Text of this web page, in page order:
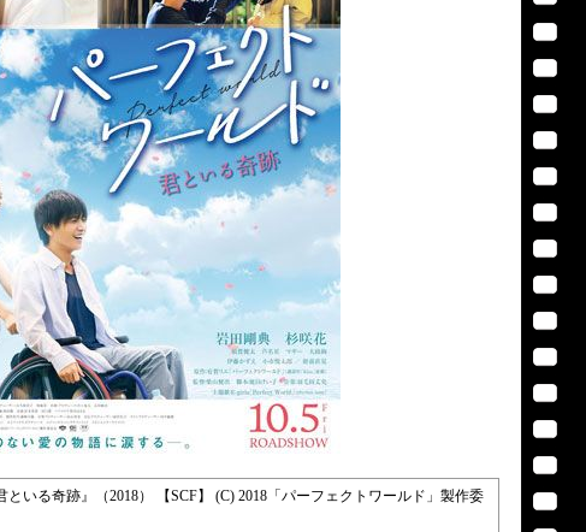
る奇跡』（2018） 【SCF】 (C) 2018「パーフェクトワールド」製作委